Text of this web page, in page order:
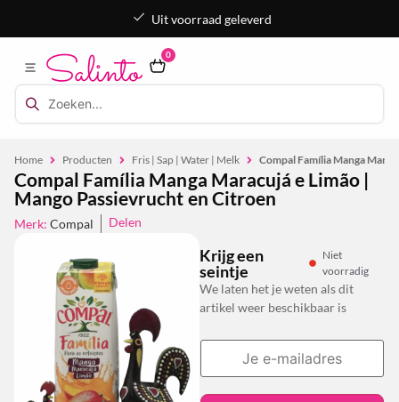
Uit voorraad geleverd
0
Home Producten Fris | Sap | Water | Melk Compal Família Manga
Compal Família Manga Maracujá e Limão |
Mango Passievrucht en Citroen
Merk: Compal Delen
Krijg een
seintje
Niet
voorradig
We laten het je weten als dit
artikel weer beschikbaar is